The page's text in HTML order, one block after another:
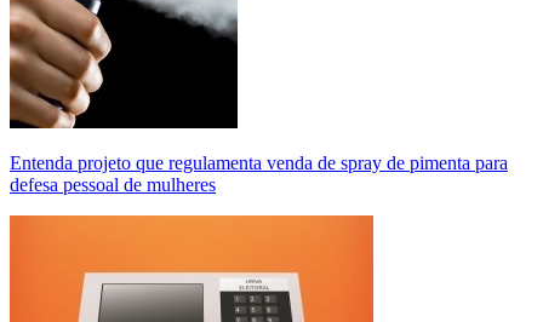
Entenda projeto que regulamenta venda de spray de pimenta para
defesa pessoal de mulheres